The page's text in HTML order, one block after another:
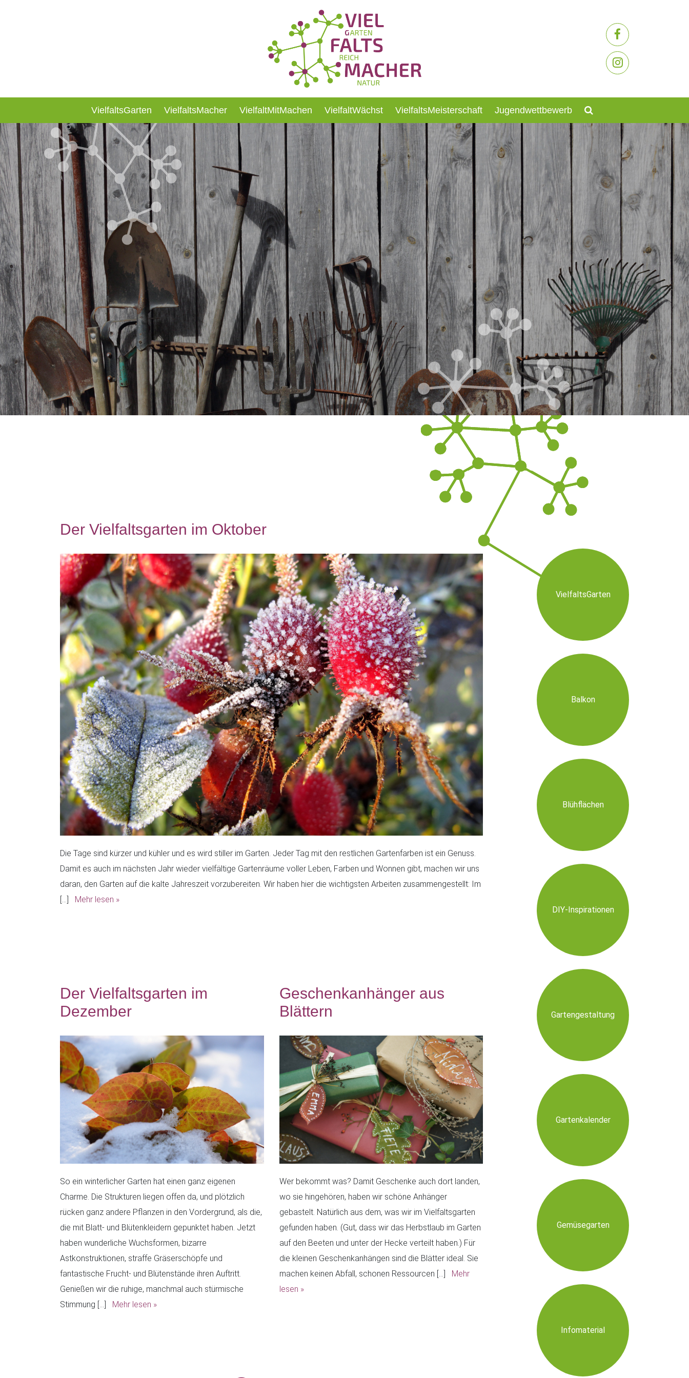
VielfaltsGarten VielfaltsMacher VielfaltMitMachen VielfaltWächst VielfaltsMeisterschaft Jugendwettbewerb
Der Vielfaltsgarten im Oktober
Die Tage sind kürzer und kühler und es wird stiller im Garten. Jeder Tag mit den restlichen Gartenfarben ist ein Genuss.
Damit es auch im nächsten Jahr wieder vielfältige Gartenräume voller Leben, Farben und Wonnen gibt, machen wir uns
daran, den Garten auf die kalte Jahreszeit vorzubereiten. Wir haben hier die wichtigsten Arbeiten zusammengestellt: Im
[…] Mehr lesen »
Der Vielfaltsgarten im
Dezember
So ein winterlicher Garten hat einen ganz eigenen
Charme. Die Strukturen liegen offen da, und plötzlich
rücken ganz andere Pflanzen in den Vordergrund, als die,
die mit Blatt- und Blütenkleidern gepunktet haben. Jetzt
haben wunderliche Wuchsformen, bizarre
Astkonstruktionen, straffe Gräserschöpfe und
fantastische Frucht- und Blütenstände ihren Auftritt.
Genießen wir die ruhige, manchmal auch stürmische
Stimmung […] Mehr lesen »
Geschenkanhänger aus
Blättern
Wer bekommt was? Damit Geschenke auch dort landen,
wo sie hingehören, haben wir schöne Anhänger
gebastelt. Natürlich aus dem, was wir im Vielfaltsgarten
gefunden haben. (Gut, dass wir das Herbstlaub im Garten
auf den Beeten und unter der Hecke verteilt haben.) Für
die kleinen Geschenkanhängen sind die Blätter ideal. Sie
machen keinen Abfall, schonen Ressourcen […] Mehr
lesen »
VielfaltsGarten
Balkon
Blühflächen
DIY-Inspirationen
Gartengestaltung
Gartenkalender
Gemüsegarten
Infomaterial